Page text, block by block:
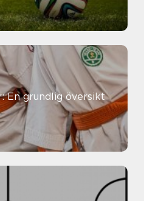
En grundlig översikt